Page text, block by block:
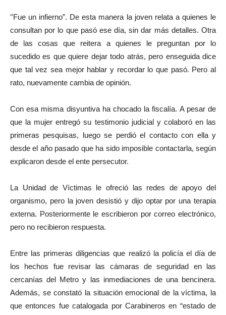
“Fue un infierno”. De esta manera la joven relata a quienes le
consultan por lo que pasó ese día, sin dar más detalles. Otra
de las cosas que reitera a quienes le preguntan por lo
sucedido es que quiere dejar todo atrás, pero enseguida dice
que tal vez sea mejor hablar y recordar lo que pasó. Pero al
rato, nuevamente cambia de opinión.
Con esa misma disyuntiva ha chocado la fiscalía. A pesar de
que la mujer entregó su testimonio judicial y colaboró en las
primeras pesquisas, luego se perdió el contacto con ella y
desde el año pasado que ha sido imposible contactarla, según
explicaron desde el ente persecutor.
La Unidad de Víctimas le ofreció las redes de apoyo del
organismo, pero la joven desistió y dijo optar por una terapia
externa. Posteriormente le escribieron por correo electrónico,
pero no recibieron respuesta.
Entre las primeras diligencias que realizó la policía el día de
los hechos fue revisar las cámaras de seguridad en las
cercanías del Metro y las inmediaciones de una bencinera.
Además, se constató la situación emocional de la víctima, la
que entonces fue catalogada por Carabineros en “estado de